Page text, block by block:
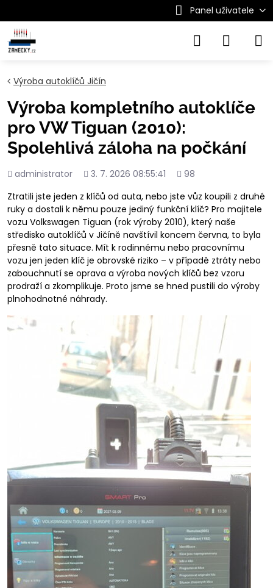
Panel uživatele
Výroba autoklíčů Jičín
Výroba kompletního autoklíče
pro VW Tiguan (2010):
Spolehlivá záloha na počkání
Přidal
administrator Přidáno
3. 7. 2026 08:55:41
Počet
98
Ztratili jste jeden z klíčů od auta, nebo jste vůz koupili z druhé
ruky a dostali k němu pouze jediný funkční klíč? Pro majitele
vozu Volkswagen Tiguan (rok výroby 2010), který naše
středisko autoklíčů v Jičíně navštívil koncem června, to byla
přesně tato situace. Mít k rodinnému nebo pracovnímu
vozu jen jeden klíč je obrovské riziko – v případě ztráty nebo
zabouchnutí se oprava a výroba nových klíčů bez vzoru
prodraží a zkomplikuje. Proto jsme se hned pustili do výroby
plnohodnotné náhrady.